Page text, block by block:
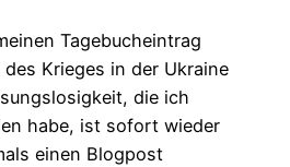
Tagebucheintrag
Krieges in der Ukraine
die ich
habe, ist sofort wieder
einen Blogpost